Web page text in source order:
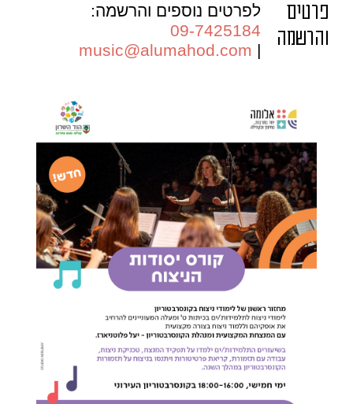
פרטים
והרשמה
לפרטים נוספים והרשמה:
09-7425184
|
music@alumahod.com